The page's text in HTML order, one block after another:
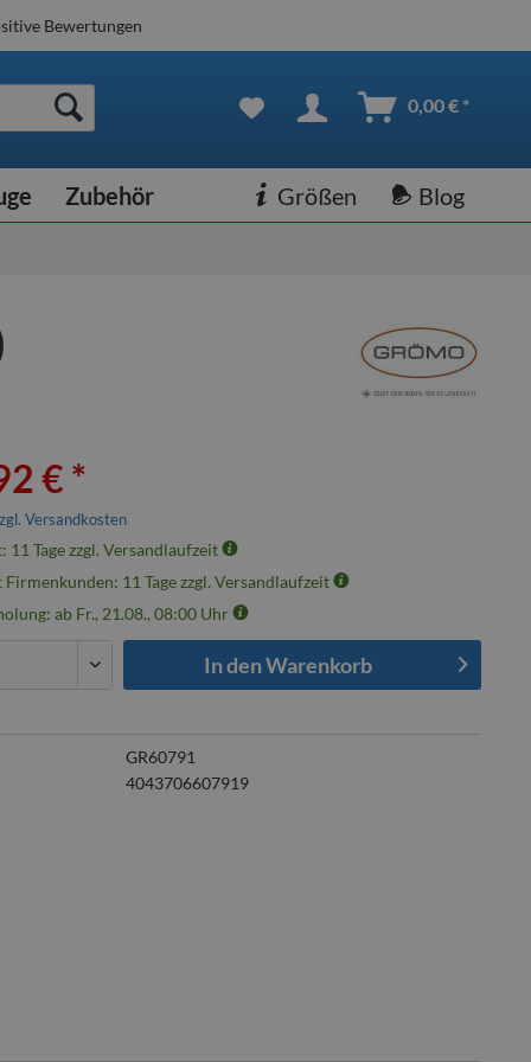
Bewertungen
0,00 € *
Zubehör Blog
Größen
€ *
Versandkosten
11 Tage zzgl. Versandlaufzeit
11 Tage zzgl. Versandlaufzeit
ab Fr., 21.08., 08:00 Uhr
In denWarenkorb
GR60791
4043706607919